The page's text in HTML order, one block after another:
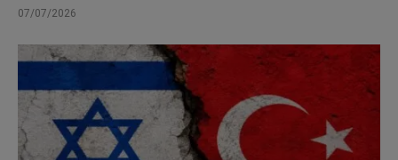
07/07/2026